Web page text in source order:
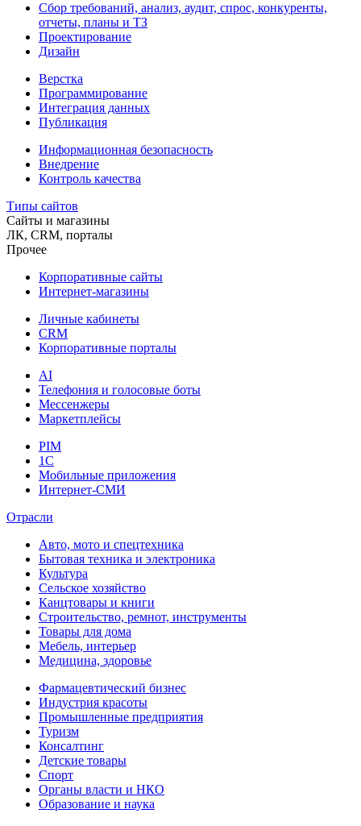
Сбор требований, анализ, аудит, спрос, конкуренты,
отчеты, планы и ТЗ
Проектирование
Дизайн
Верстка
Программирование
Интеграция данных
Публикация
Информационная безопасность
Внедрение
Контроль качества
Типы сайтов
Сайты и магазины
ЛК, CRM, порталы
Прочее
Корпоративные сайты
Интернет-магазины
Личные кабинеты
CRM
Корпоративные порталы
AI
Телефония и голосовые боты
Мессенжеры
Маркетплейсы
PIM
1C
Мобильные приложения
Интернет-СМИ
Отрасли
Авто, мото и спецтехника
Бытовая техника и электроника
Культура
Сельское хозяйство
Канцтовары и книги
Строительство, ремнот, инструменты
Товары для дома
Мебель, интерьер
Медицина, здоровье
Фармацевтический бизнес
Индустрия красоты
Промышленные предприятия
Туризм
Консалтинг
Детские товары
Спорт
Органы власти и НКО
Образование и наука